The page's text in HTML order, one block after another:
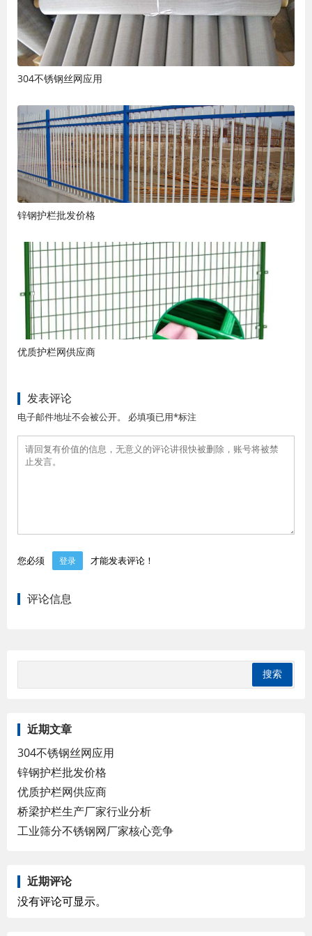
304不锈钢丝网应用
锌钢护栏批发价格
优质护栏网供应商
发表评论
电子邮件地址不会被公开。 必填项已用*标注
您必须 登录 才能发表评论！
评论信息
近期文章
304不锈钢丝网应用
锌钢护栏批发价格
优质护栏网供应商
桥梁护栏生产厂家行业分析
工业筛分不锈钢网厂家核心竞争
近期评论
没有评论可显示。